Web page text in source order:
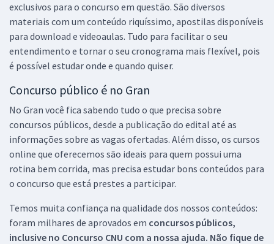
exclusivos para o concurso em questão. São diversos
materiais com um conteúdo riquíssimo, apostilas disponíveis
para download e videoaulas. Tudo para facilitar o seu
entendimento e tornar o seu cronograma mais flexível, pois
é possível estudar onde e quando quiser.
Concurso público é no Gran
No Gran você fica sabendo tudo o que precisa sobre
concursos públicos, desde a publicação do edital até as
informações sobre as vagas ofertadas. Além disso, os cursos
online que oferecemos são ideais para quem possui uma
rotina bem corrida, mas precisa estudar bons conteúdos para
o concurso que está prestes a participar.
Temos muita confiança na qualidade dos nossos conteúdos:
foram milhares de aprovados em concursos públicos,
inclusive no Concurso CNU com a nossa ajuda. Não fique de